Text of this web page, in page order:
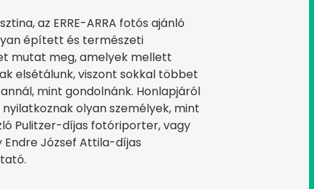
az ERRE-ARRA fotós ajánló
épített és természeti
mutat meg, amelyek mellett
elsétálunk, viszont sokkal többet
mint gondolnánk. Honlapjáról
olyan személyek, mint
Pulitzer-díjas fotóriporter, vagy
Endre József Attila-díjas